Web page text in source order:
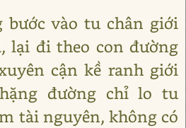
bước vào tu chân giới
lại đi theo con đường
cận kề ranh giới
đường chỉ lo tu
tài nguyên, không có